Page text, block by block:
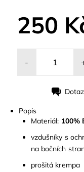
250
-
Dotaz
Popis
Materiál: 100%
vzdušníky s
na bočních
prošitá krempa